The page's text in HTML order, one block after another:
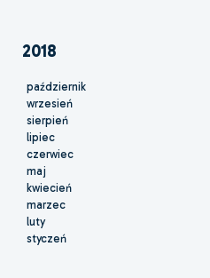
2018
październik
wrzesień
sierpień
lipiec
czerwiec
maj
kwiecień
marzec
luty
styczeń